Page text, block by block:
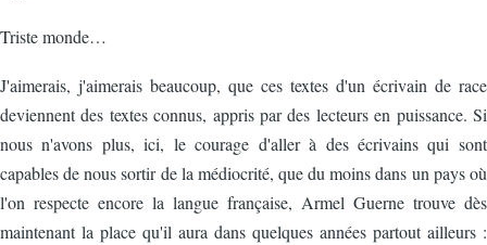
Triste monde…
J'aimerais, j'aimerais beaucoup, que ces textes d'un écrivain de race
deviennent des textes connus, appris par des lecteurs en puissance. Si
nous n'avons plus, ici, le courage d'aller à des écrivains qui sont
capables de nous sortir de la médiocrité, que du moins dans un pays où
l'on respecte encore la langue française, Armel Guerne trouve dès
maintenant la place qu'il aura dans quelques années partout ailleurs :